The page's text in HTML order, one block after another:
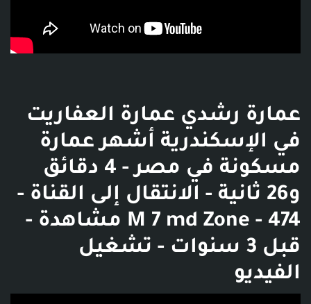
عمارة رشدي عمارة العفاريت
في الإسكندرية أشهر عمارة
مسكونة في مصر - 4 دقائق
و26 ثانية - الانتقال إلى القناة -
M 7 md Zone - 474 مشاهدة -
قبل 3 سنوات - تشغيل
الفيديو